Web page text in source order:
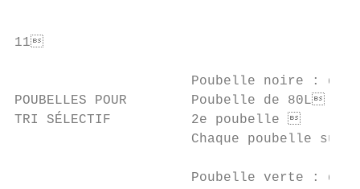
11
Poubelle noire :
POUBELLES POUR        Poubelle de
TRI SÉLECTIF          2e
Chaque poubelle
Poubelle verte :